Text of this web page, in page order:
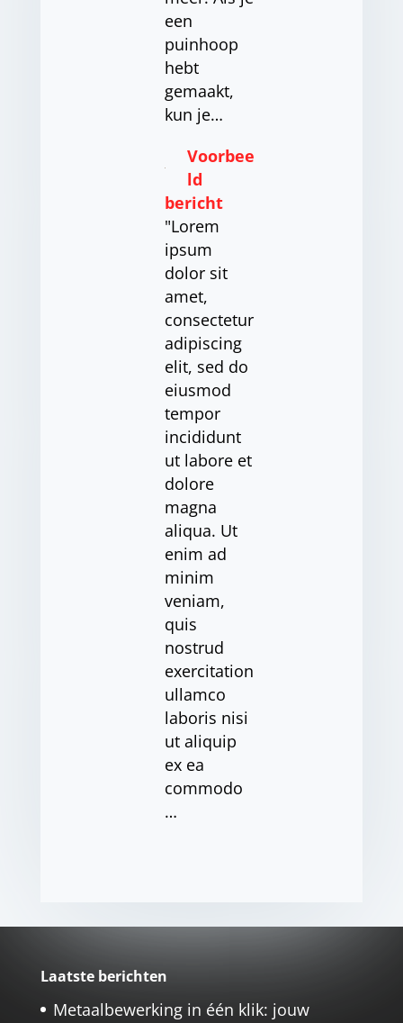
een
puinhoop
hebt
gemaakt,
kun je…
Voorbee
ld
bericht
"Lorem
ipsum
dolor sit
amet,
consectetur
adipiscing
elit, sed do
eiusmod
tempor
incididunt
ut labore et
dolore
magna
aliqua. Ut
enim ad
minim
veniam,
quis
nostrud
exercitation
ullamco
laboris nisi
ut aliquip
ex ea
commodo
…
Laatste berichten
Metaalbewerking in één klik: jouw